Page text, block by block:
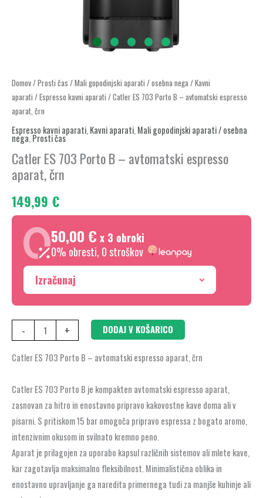
Domov/Prosti čas /Mali gopodinjski aparati / osebna nega/Kavni
aparati /Espresso kavni aparati / Catler ES 703 Porto B – avtomatski espresso
aparat, črn
Espresso kavni aparati, Kavni aparati, Mali gopodinjski aparati / osebna
nega,Prosti čas
Catler ES 703 Porto B – avtomatski espresso
aparat, črn
149,99 €
50,00 € x 3 obroki
0% obresti, 0 stroškov
Izračunaj
-
Catler
ES
703
Porto
–
avtomatski
espresso
aparat,
količina
+ DODAJ V KOŠARICO
Catler ES 703 Porto B – avtomatski espresso aparat, črn
Catler ES 703 Porto B je kompakten avtomatski espresso aparat,
zasnovan za hitro in enostavno pripravo kakovostne kave doma ali v
pisarni. S pritiskom 15 bar omogoča pripravo espressa z bogato aromo,
intenzivnim okusom in svilnato kremno peno.
Aparat je prilagojen za uporabo kapsul različnih sistemov ali mlete kave,
kar zagotavlja maksimalno fleksibilnost. Minimalistična oblika in
enostavno upravljanje ga naredita primernega tudi za manjše kuhinje ali